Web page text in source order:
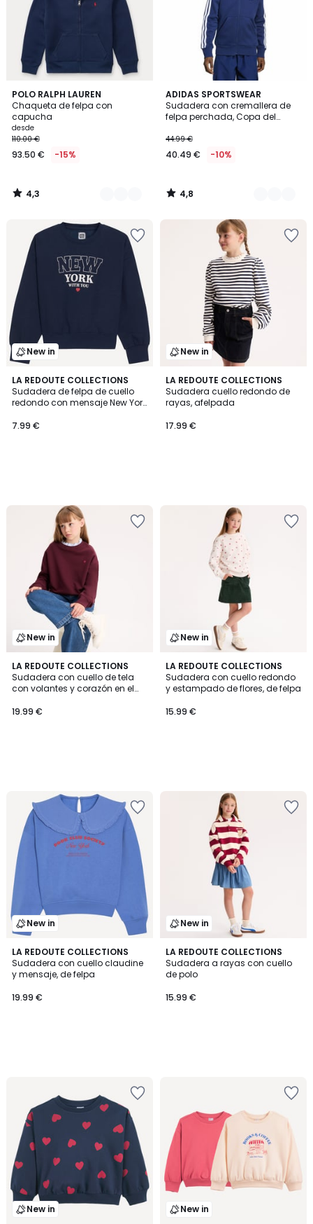
POLO RALPH LAUREN
Chaqueta de felpa con
capucha
desde
110.00 €
93.50 € -15%
4,3
/ 5
2
Colores
4,3
/
ADIDAS SPORTSWEAR
Sudadera con cremallera de
felpa perchada, Copa del
44.99 €
40.49 € -10%
4,8
/ 5
2
Colores
4,8
/
New in
LA REDOUTE COLLECTIONS
Sudadera de felpa de cuello
redondo con mensaje New York
delantera
7.99 €
New in
LA REDOUTE COLLECTIONS
Sudadera cuello redondo de
rayas, afelpada
17.99 €
New in
LA REDOUTE COLLECTIONS
Sudadera con cuello de tela
con volantes y corazón en el
19.99 €
New in
LA REDOUTE COLLECTIONS
Sudadera con cuello redondo
y estampado de flores, de felpa
15.99 €
New in
LA REDOUTE COLLECTIONS
Sudadera con cuello claudine
y mensaje, de felpa
19.99 €
New in
LA REDOUTE COLLECTIONS
Sudadera a rayas con cuello
de polo
15.99 €
New in New in